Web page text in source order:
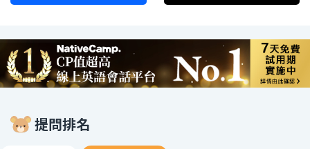
提問排名